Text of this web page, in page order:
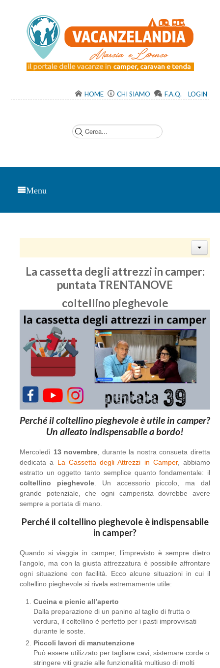
HOME CHI SIAMO F.A.Q. LOGIN
Menu
La cassetta degli attrezzi in camper:
puntata TRENTANOVE
coltellino pieghevole
Perché il coltellino pieghevole è utile in camper?
Un alleato indispensabile a bordo!
Mercoledì 13 novembre , durante la nostra consueta diretta
dedicata a La Cassetta degli Attrezzi in Camper, abbiamo
estratto un oggetto tanto semplice quanto fondamentale: il
coltellino pieghevole. Un accessorio piccolo, ma dal
grande potenziale, che ogni camperista dovrebbe avere
sempre a portata di mano.
Perché il coltellino pieghevole è indispensabile
in camper?
Quando si viaggia in camper, l’imprevisto è sempre dietro
l’angolo, ma con la giusta attrezzatura è possibile affrontare
ogni situazione con facilità. Ecco alcune situazioni in cui il
coltellino pieghevole si rivela estremamente utile:
Cucina e picnic all’aperto
Dalla preparazione di un panino al taglio di frutta o
verdura, il coltellino è perfetto per i pasti improvvisati
durante le soste.
Piccoli lavori di manutenzione
Può essere utilizzato per tagliare cavi, sistemare corde o
stringere viti grazie alle funzionalità multiuso di molti